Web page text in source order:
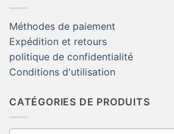
Méthodes de paiement
Expédition et retours
politique de confidentialité
Conditions d'utilisation
CATÉGORIES DE PRODUITS